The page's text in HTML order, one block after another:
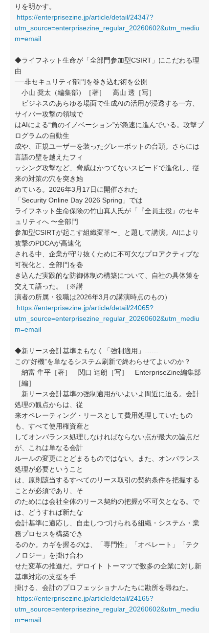
りを明かす。
https://enterprisezine.jp/article/detail/24347?
utm_source=enterprisezine_regular_20260602&utm_mediu
m=email
◆ライフネット生命が「全部門参加型CSIRT」にこだわる理
由
──非セキュリティ部門を巻き込む術を公開
小山 奨太（編集部）［著］ 高山 透［写］
ビジネスのあらゆる場面で生成AIの活用が浸透する一方、
サイバー攻撃の領域で
はAIによる“負のイノベーション”が急速に進んでいる。攻撃プ
ログラムの自動生
成や、正規ユーザーを装ったグレーボットの台頭。さらには
言語の壁を越えたフィ
ッシング攻撃など、脅威はかつてないスピードで進化し、従
来の対策の穴を突き始
めている。2026年3月17日に開催された
「Security Online Day 2026 Spring」では
ライフネット生命保険の竹山真人氏が「『全員主役』のセキ
ュリティへ 〜全部門
参加型CSIRTが起こす組織変革〜」と題して講演。AIにより
攻撃のPDCAが高速化
される中、企業が守り抜くために不可欠なプロアクティブな
可視化と、全部門を巻
き込んだ実践的な防御体制の構築について、自社の具体策を
交えて語った。（※講
演者の所属・役職は2026年3月の講演時点のもの）
https://enterprisezine.jp/article/detail/24065?
utm_source=enterprisezine_regular_20260602&utm_mediu
m=email
◆新リース会計基準まもなく「強制適用」……
この“好機”を単なるシステム刷新で終わらせてよいのか？
納富 隼平［著］ 関口 達朗［写］ EnterpriseZine編集部
［編］
新リース会計基準の強制適用がいよいよ間近に迫る。会計
処理の観点からは、従
来オペレーティング・リースとして費用処理していたもの
も、すべて使用権資産と
してオンバランス処理しなければならない点が最大の論点だ
が、これは単なる会計
ルールの変更にとどまるものではない。また、オンバランス
処理が必要ということ
は、原則該当するすべてのリース取引の契約条件を把握する
ことが必須であり、そ
のためには会社全体のリース契約の把握が不可欠となる。で
は、どうすれば新たな
会計基準に適応し、自走しつづけられる組織・システム・業
務プロセスを構築でき
るのか。カギを握るのは、「専門性」「オペレート」「テク
ノロジー」を掛け合わ
せた変革の推進だ。デロイト トーマツで数多の企業に対し新
基準対応の支援を手
掛ける、会計のプロフェッショナルたちに勘所を尋ねた。
https://enterprisezine.jp/article/detail/24165?
utm_source=enterprisezine_regular_20260602&utm_mediu
m=email